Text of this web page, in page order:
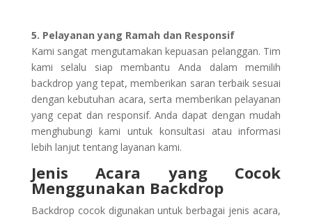
5. Pelayanan yang Ramah dan Responsif
Kami sangat mengutamakan kepuasan pelanggan. Tim
kami selalu siap membantu Anda dalam memilih
backdrop yang tepat, memberikan saran terbaik sesuai
dengan kebutuhan acara, serta memberikan pelayanan
yang cepat dan responsif. Anda dapat dengan mudah
menghubungi kami untuk konsultasi atau informasi
lebih lanjut tentang layanan kami.
Jenis Acara yang Cocok
Menggunakan Backdrop
Backdrop cocok digunakan untuk berbagai jenis acara,